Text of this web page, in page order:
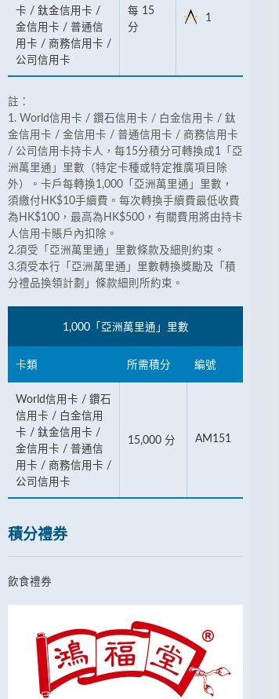
卡 / 鈦金信用卡 /
金信用卡 / 普通信
用卡 / 商務信用卡 /
公司信用卡
每 15
分
1
註：
1. World信用卡 / 鑽石信用卡 / 白金信用卡 / 鈦
金信用卡 / 金信用卡 / 普通信用卡 / 商務信用卡
/ 公司信用卡持卡人，每15分積分可轉換成1「亞
洲萬里通」里數（特定卡種或特定推廣項目除
外）。卡戶每轉換1,000「亞洲萬里通」里數，
須繳付HK$10手續費。每次轉換手續費最低收費
為HK$100，最高為HK$500，有關費用將由持卡
人信用卡賬戶內扣除。
2.須受「亞洲萬里通」里數條款及細則約束。
3.須受本行「亞洲萬里通」里數轉換獎勵及「積
分禮品換領計劃」條款細則所約束。
1,000「亞洲萬里通」里數
卡類 所需積分 編號
World信用卡 / 鑽石
信用卡 / 白金信用
卡 / 鈦金信用卡 /
金信用卡 / 普通信
用卡 / 商務信用卡 /
公司信用卡
15,000 分 AM151
積分禮券
飲食禮券